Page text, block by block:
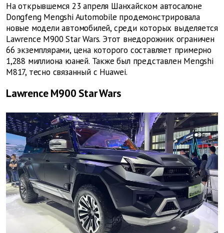
На открывшемся 23 апреля Шанхайском автосалоне
Dongfeng Mengshi Automobile продемонстрировала
новые модели автомобилей, среди которых выделяется
Lawrence M900 Star Wars. Этот внедорожник ограничен
66 экземплярами, цена которого составляет примерно
1,288 миллиона юаней. Также был представлен Mengshi
M817, тесно связанный с Huawei.
Lawrence M900 Star Wars